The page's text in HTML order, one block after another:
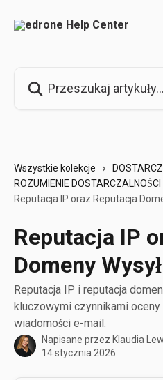
Wszystkie kolekcje
ROZUMIENIE DOSTARCZALNOŚCI
Reputacja IP oraz Reputacja
Reputacja IP
Domeny
Reputacja IP i reputacja
kluczowymi czynnikami
wiadomości e-mail.
Napisane przez Klaudia
14 stycznia 2026